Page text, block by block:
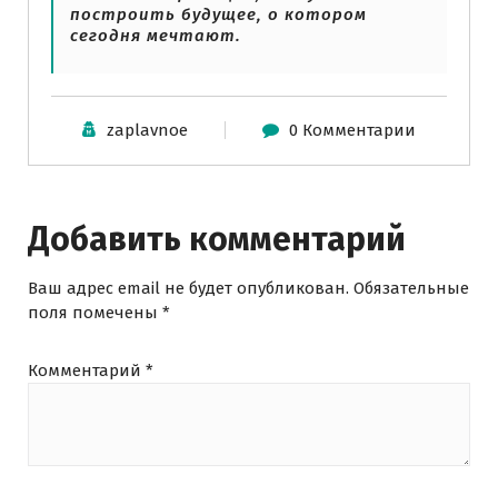
построить будущее, о котором
сегодня мечтают.
zaplavnoe 0 Комментарии
Добавить комментарий
Ваш адрес email не будет опубликован. Обязательные
поля помечены *
Комментарий *